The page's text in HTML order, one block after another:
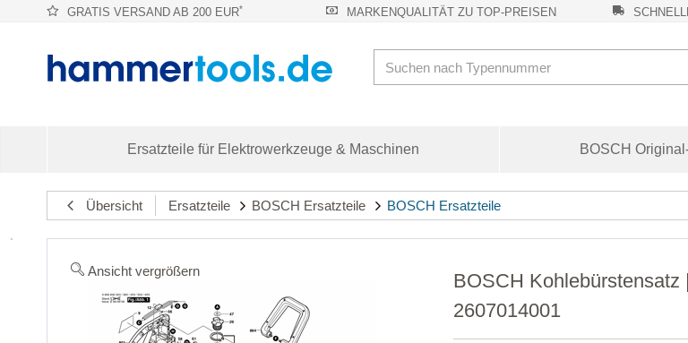
GRATIS VERSAND AB 200 EUR* MARKENQUALITÄT ZU TOP-PREISEN
Ersatzteile für Elektrowerkzeuge & Maschinen BOSCH
Übersicht Ersatzteile BOSCH Ersatzteile BOSCH Ersatzteile
Ansicht vergrößern
BOSCH
2607014001